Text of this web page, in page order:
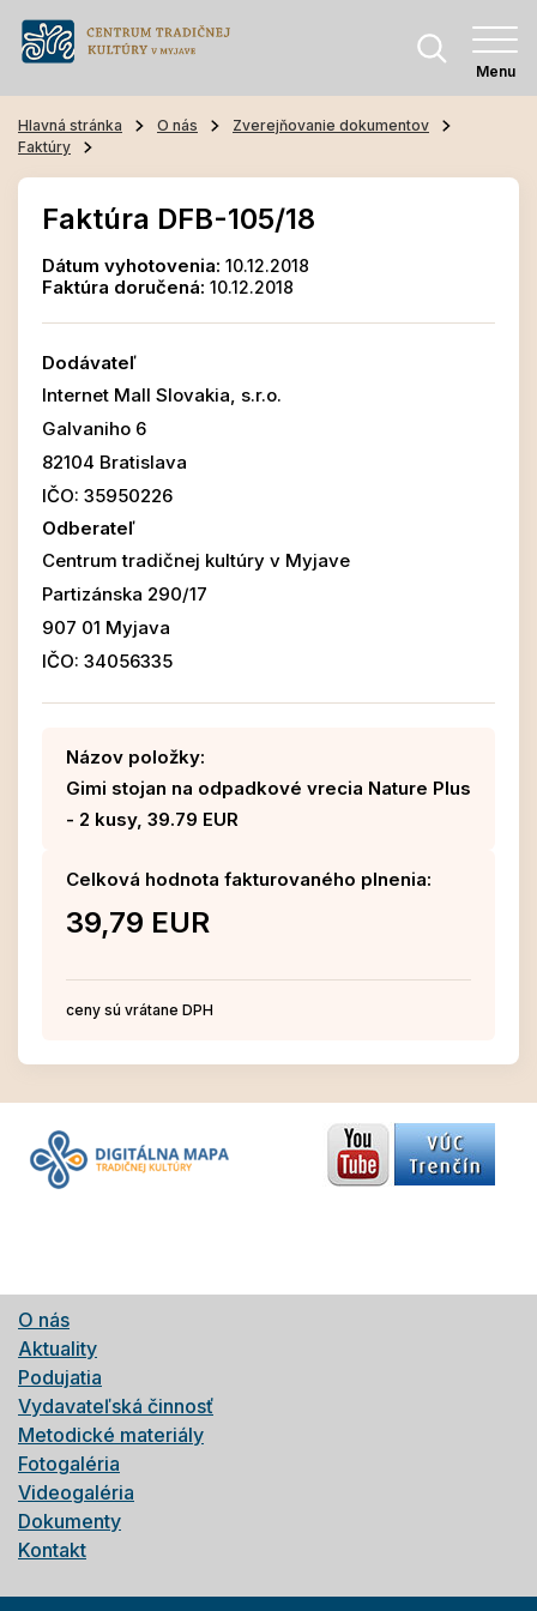
Menu
Hlavná stránka O nás
Zverejňovanie dokumentov
Faktúry
Faktúra DFB-105/18
Dátum vyhotovenia: 10.12.2018
Faktúra doručená: 10.12.2018
Dodávateľ
Internet Mall Slovakia, s.r.o.
Galvaniho 6
82104 Bratislava
IČO: 35950226
Odberateľ
Centrum tradičnej kultúry v Myjave
Partizánska 290/17
907 01 Myjava
IČO: 34056335
Názov položky:
Gimi stojan na odpadkové vrecia Nature Plus
- 2 kusy, 39.79 EUR
Celková hodnota fakturovaného plnenia:
39,79 EUR
ceny sú vrátane DPH
O nás
Aktuality
Podujatia
Vydavateľská činnosť
Metodické materiály
Fotogaléria
Videogaléria
Dokumenty
Kontakt